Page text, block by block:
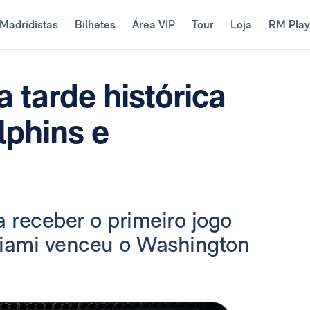
Madridistas Bilhetes Área VIP Tour Loja RM Play
tarde histórica
e
receber o primeiro jogo
venceu o Washington